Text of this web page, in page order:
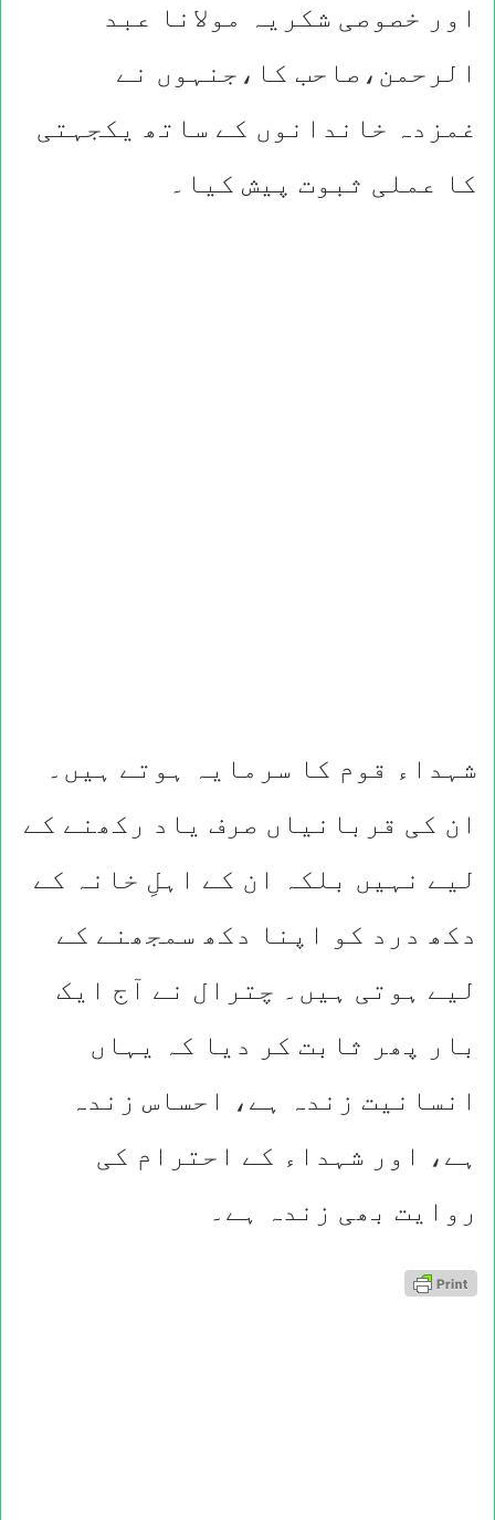
اور خصوصی شکریہ مولانا عبد
الرحمن،صاحب کا،جنہوں نے
غمزدہ خاندانوں کے ساتھ یکجہتی
کا عملی ثبوت پیش کیا۔
شہداء قوم کا سرمایہ ہوتے ہیں۔
ان کی قربانیاں صرف یاد رکھنے کے
لیے نہیں بلکہ ان کے اہلِ خانہ کے
دکھ درد کو اپنا دکھ سمجھنے کے
لیے ہوتی ہیں۔ چترال نے آج ایک
بار پھر ثابت کر دیا کہ یہاں
انسانیت زندہ ہے، احساس زندہ
ہے، اور شہداء کے احترام کی
روایت بھی زندہ ہے۔